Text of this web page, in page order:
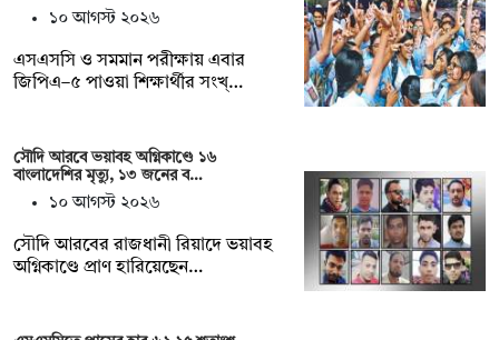
১০ আগস্ট ২০২৬
এসএসসি ও সমমান পরীক্ষায় এবার
জিপিএ–৫ পাওয়া শিক্ষার্থীর সংখ্…
সৌদি আরবে ভয়াবহ অগ্নিকাণ্ডে ১৬
বাংলাদেশির মৃত্যু, ১৩ জনের ব…
১০ আগস্ট ২০২৬
সৌদি আরবের রাজধানী রিয়াদে ভয়াবহ
অগ্নিকাণ্ডে প্রাণ হারিয়েছেন…